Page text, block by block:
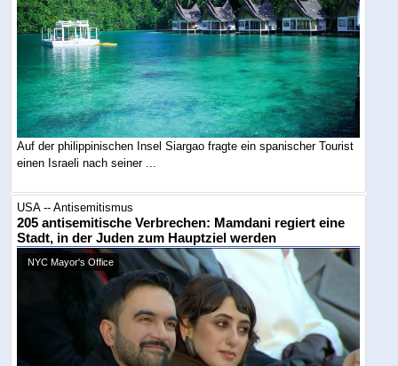
Auf der philippinischen Insel Siargao fragte ein spanischer Tourist
einen Israeli nach seiner ...
USA -- Antisemitismus
205 antisemitische Verbrechen: Mamdani regiert eine
Stadt, in der Juden zum Hauptziel werden
NYC Mayor's Office